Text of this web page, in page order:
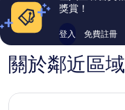
篇
獎賞！
登入 免費註冊
關於鄰近區域